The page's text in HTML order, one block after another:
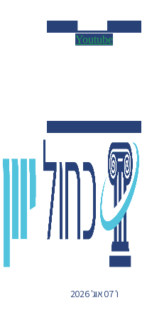
Youtube
ו' 07 אוג' 2026